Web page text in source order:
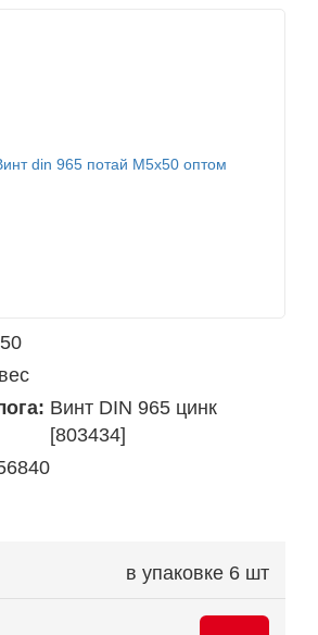
Винт DIN 965 цинк
[803434]
в упаковке 6 шт